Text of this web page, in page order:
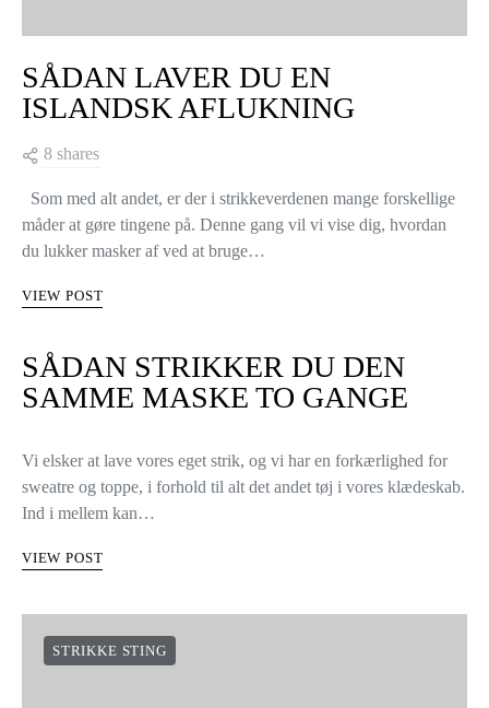
SÅDAN LAVER DU EN
ISLANDSK AFLUKNING
8 shares
Som med alt andet, er der i strikkeverdenen mange forskellige
måder at gøre tingene på. Denne gang vil vi vise dig, hvordan
du lukker masker af ved at bruge…
VIEW POST
SÅDAN STRIKKER DU DEN
SAMME MASKE TO GANGE
Vi elsker at lave vores eget strik, og vi har en forkærlighed for
sweatre og toppe, i forhold til alt det andet tøj i vores klædeskab.
Ind i mellem kan…
VIEW POST
STRIKKE STING